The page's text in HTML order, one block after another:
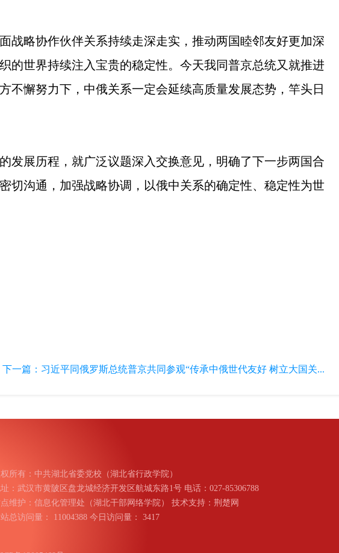
战略协作伙伴关系持续走深走实，推动两国睦邻友好更加深
的世界持续注入宝贵的稳定性。今天我同普京总统又就推进
不懈努力下，中俄关系一定会延续高质量发展态势，竿头日
发展历程，就广泛议题深入交换意见，明确了下一步两国合
切沟通，加强战略协调，以俄中关系的确定性、稳定性为世
下一篇： 习近平同俄罗斯总统普京共同参观“传承中俄世代友好 树立大国关...
所有：中共湖北省委党校（湖北省行政学院）
：武汉市黄陂区盘龙城经济开发区航城东路1号 电话：027-85306788
维护：信息化管理处（湖北干部网络学院） 技术支持：荆楚网
总访问量： 11004388 今日访问量： 3417